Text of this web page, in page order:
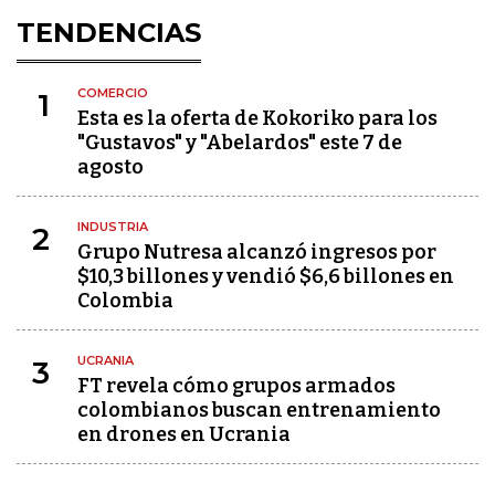
TENDENCIAS
1 COMERCIO
Esta es la oferta de Kokoriko para los
"Gustavos" y "Abelardos" este 7 de
agosto
2 INDUSTRIA
Grupo Nutresa alcanzó ingresos por
$10,3 billones y vendió $6,6 billones en
Colombia
3 UCRANIA
FT revela cómo grupos armados
colombianos buscan entrenamiento
en drones en Ucrania